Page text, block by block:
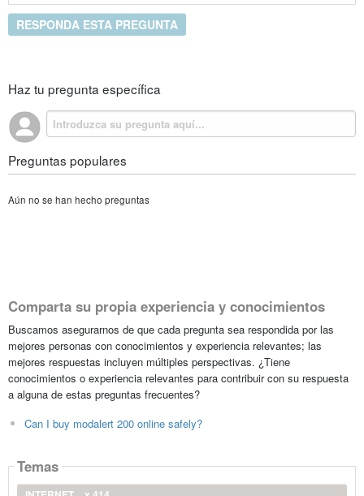
RESPONDA ESTA PREGUNTA
Haz tu pregunta específica
Preguntas populares
Aún no se han hecho preguntas
Comparta su propia experiencia y conocimientos
Buscamos asegurarnos de que cada pregunta sea respondida por las
mejores personas con conocimientos y experiencia relevantes; las
mejores respuestas incluyen múltiples perspectivas. ¿Tiene
conocimientos o experiencia relevantes para contribuir con su respuesta
a alguna de estas preguntas frecuentes?
Can I buy modalert 200 online safely?
Temas